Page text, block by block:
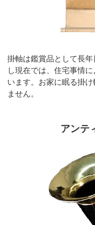
掛軸は鑑賞品として長
し現在では、住宅事情
います。お家に眠る掛
ません。
アンテ